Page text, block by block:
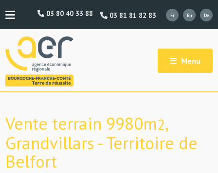
03 81 81 82 83
03 80 40 33 88
Menu
Vente terrain 9980m2,
Grandvillars - Territoire de
Belfort